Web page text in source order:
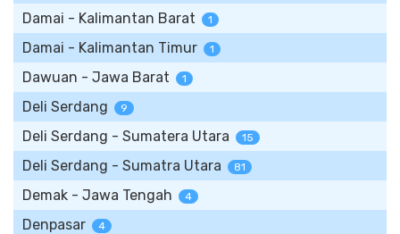
Damai - Kalimantan Barat 1
Damai - Kalimantan Timur 1
Dawuan - Jawa Barat 1
Deli Serdang 9
Deli Serdang - Sumatera Utara 15
Deli Serdang - Sumatra Utara 81
Demak - Jawa Tengah 4
Denpasar 4